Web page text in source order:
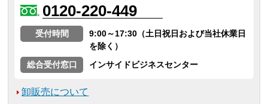
0120-220-449
受付時間
9:00～17:30（土日祝日および当社休業日
を除く）
総合受付窓口
インサイドビジネスセンター
卸販売について